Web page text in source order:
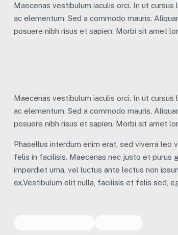
Maecenas vestibulum iaculis orci. In ut
ac elementum. Sed a commodo mauris.
posuere nibh risus et sapien. Morbi sit amet
Maecenas vestibulum iaculis orci. In ut
ac elementum. Sed a commodo mauris.
posuere nibh risus et sapien. Morbi sit amet
Phasellus interdum enim erat, sed viverra leo
felis in facilisis. Maecenas nec justo et purus
imperdiet urna, vel luctus ante lectus non
ex.Vestibulum elit nulla, facilisis et felis sed,